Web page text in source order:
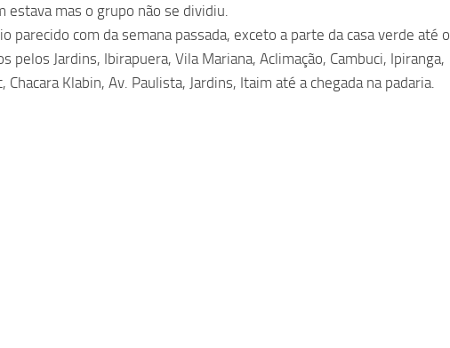
estava mas o grupo não se dividiu.
parecido com da semana passada, exceto a parte da casa verde até o
pelos Jardins, Ibirapuera, Vila Mariana, Aclimação, Cambuci, Ipiranga,
Chacara Klabin, Av. Paulista, Jardins, Itaim até a chegada na padaria.